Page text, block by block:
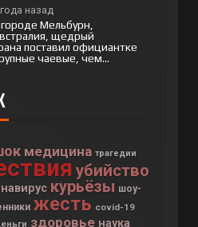
назад
Мельбурн,
щедрый
поставил официантке
чаевые, чем...
медицина трагедии
убийство
курьёзы шоу-
жесть covid-19
здоровье наука